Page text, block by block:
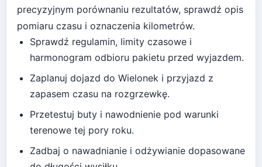
precyzyjnym porównaniu rezultatów, sprawdź opis
pomiaru czasu i oznaczenia kilometrów.
Sprawdź regulamin, limity czasowe i
harmonogram odbioru pakietu przed wyjazdem.
Zaplanuj dojazd do Wielonek i przyjazd z
zapasem czasu na rozgrzewkę.
Przetestuj buty i nawodnienie pod warunki
terenowe tej pory roku.
Zadbaj o nawadnianie i odżywianie dopasowane